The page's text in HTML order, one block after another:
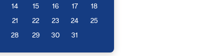
14 15 16 17 18
21 22 23 24 25
28 29 30 31